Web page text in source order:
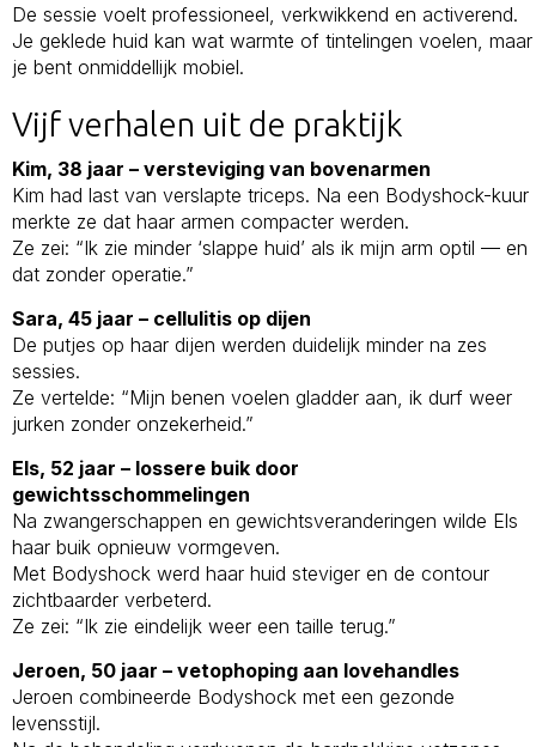
De sessie voelt professioneel, verkwikkend en activerend.
Je geklede huid kan wat warmte of tintelingen voelen, maar
je bent onmiddellijk mobiel.
Vijf verhalen uit de praktijk
Kim, 38 jaar – versteviging van bovenarmen
Kim had last van verslapte triceps. Na een Bodyshock-kuur
merkte ze dat haar armen compacter werden.
Ze zei: “Ik zie minder ‘slappe huid’ als ik mijn arm optil — en
dat zonder operatie.”
Sara, 45 jaar – cellulitis op dijen
De putjes op haar dijen werden duidelijk minder na zes
sessies.
Ze vertelde: “Mijn benen voelen gladder aan, ik durf weer
jurken zonder onzekerheid.”
Els, 52 jaar – lossere buik door
gewichtsschommelingen
Na zwangerschappen en gewichtsveranderingen wilde Els
haar buik opnieuw vormgeven.
Met Bodyshock werd haar huid steviger en de contour
zichtbaarder verbeterd.
Ze zei: “Ik zie eindelijk weer een taille terug.”
Jeroen, 50 jaar – vetophoping aan lovehandles
Jeroen combineerde Bodyshock met een gezonde
levensstijl.